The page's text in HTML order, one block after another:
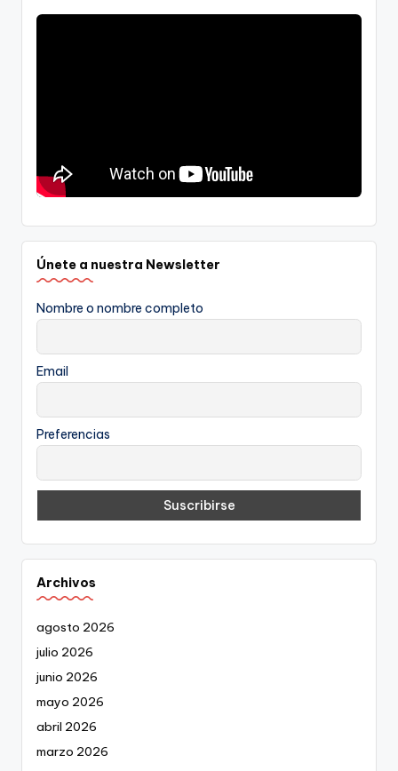
Únete a nuestra Newsletter
Nombre o nombre completo
Email
Preferencias
Archivos
agosto 2026
julio 2026
junio 2026
mayo 2026
abril 2026
marzo 2026